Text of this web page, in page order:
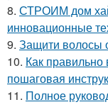
8. СТРОИМ дом
инновационные
9. Защити волосы
10. Как правильно
пошаговая
11. Полное